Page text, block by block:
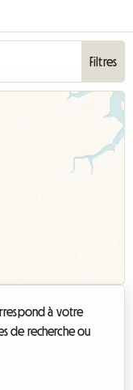
Filtres
à votre
de recherche ou